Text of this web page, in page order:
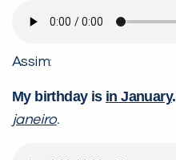
Assim:
My birthday is in January.
janeiro.